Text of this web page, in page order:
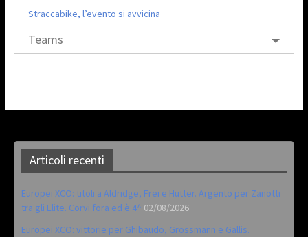
Straccabike, l’evento si avvicina
Teams
Articoli recenti
Europei XCO: titoli a Aldridge, Frei e Hutter. Argento per Zanotti
tra gli Elite. Corvi fora ed è 4^ 02/08/2026
Europei XCO: vittorie per Ghibaudo, Grossmann e Gallis.